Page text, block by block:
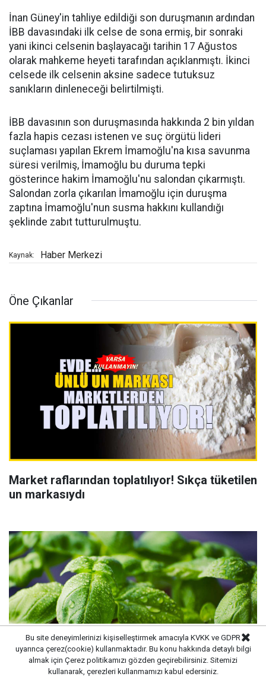
İnan Güney'in tahliye edildiği son duruşmanın ardından
İBB davasındaki ilk celse de sona ermiş, bir sonraki
yani ikinci celsenin başlayacağı tarihin 17 Ağustos
olarak mahkeme heyeti tarafından açıklanmıştı. İkinci
celsede ilk celsenin aksine sadece tutuksuz
sanıkların dinleneceği belirtilmişti.
İBB davasının son duruşmasında hakkında 2 bin yıldan
fazla hapis cezası istenen ve suç örgütü lideri
suçlaması yapılan Ekrem İmamoğlu'na kısa savunma
süresi verilmiş, İmamoğlu bu duruma tepki
gösterince hakim İmamoğlu'nu salondan çıkarmıştı.
Salondan zorla çıkarılan İmamoğlu için duruşma
zaptına İmamoğlu'nun susma hakkını kullandığı
şeklinde zabıt tutturulmuştu.
Kaynak: Haber Merkezi
Öne Çıkanlar
Market raflarından toplatılıyor! Sıkça tüketilen
un markasıydı
Bu site deneyimlerinizi kişiselleştirmek amacıyla KVKK ve GDPR
uyarınca çerez(cookie) kullanmaktadır. Bu konu hakkında detaylı bilgi
almak için Çerez politikamızı gözden geçirebilirsiniz. Sitemizi
kullanarak, çerezleri kullanmamızı kabul edersiniz.